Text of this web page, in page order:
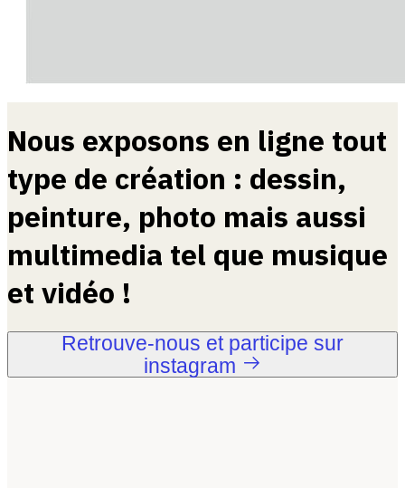
Nous exposons en ligne tout
type de création : dessin,
peinture, photo mais aussi
multimedia tel que musique
et vidéo !
Retrouve-nous et participe sur
instagram